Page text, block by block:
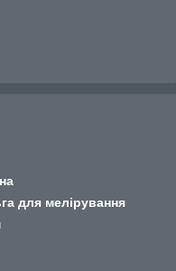
для мелірування